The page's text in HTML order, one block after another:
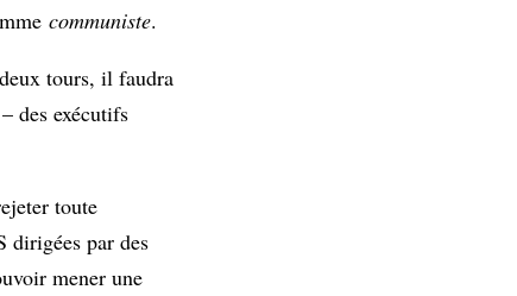
communiste.
tours, il faudra
des exécutifs
toute
dirigées par des
mener une